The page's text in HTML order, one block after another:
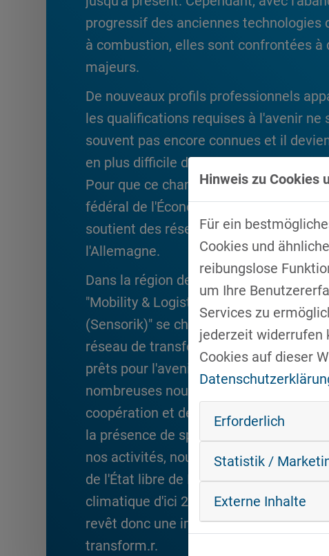
progressif des anciennes technologies
à combustion, elles sont confrontées à
majeurs.
De nouveaux profils professionnels
les qualifications requises à l'avenir ne
souvent pas encore connues et il
en plus difficile de recruter du
Pour que ce changement réussisse, le
fédéral de l'Économie et du climat
soutient des réseaux de
l'Allemagne.
Dans la région de Regensburg, les deux
"Mobility & Logistics" et "Technologie
(Sensorik)" se chargent de mettre en
réseau de transformation. Sous la
prêts pour l'avenir", nous proposons de
nombreuses nouvelles offres de
coopération et de mise en réseau afin
la présence de spécialistes dans la
nos activités, nous adressons
de l'État libre de Bavière d'atteindre la
climatique d'ici 2040. Le thème de la
revêt donc une importance particulière
transform.r.
Hinweis zu Cookies
Für ein
Cookies und
reibungslose
um Ihre
Services zu
jederzeit widerrufen
Cookies auf dieser
Erforderlich
Statistik /
Externe Inhalte